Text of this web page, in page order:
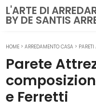
L'ARTE DI
BY DE SANTIS
HOME > ARREDAMENTO CASA > PARETI
Parete
e Ferretti